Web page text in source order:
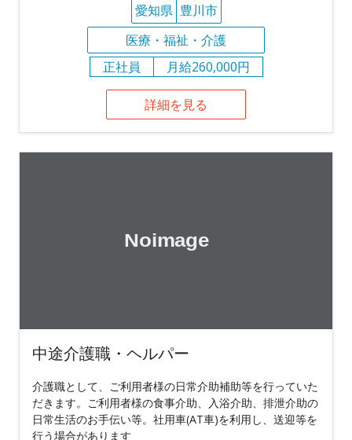
愛知県 豊川市
医療・福祉・介護
正社員
月給260,000円
詳細を見る
中途介護職・ヘルパー
介護職として、ご利用者様の日常介助補助等を行っていた
だきます。ご利用者様の食事介助、入浴介助、排泄介助の
日常生活のお手伝い等。社用車(AT車)を利用し、送迎等を
行う場合があります